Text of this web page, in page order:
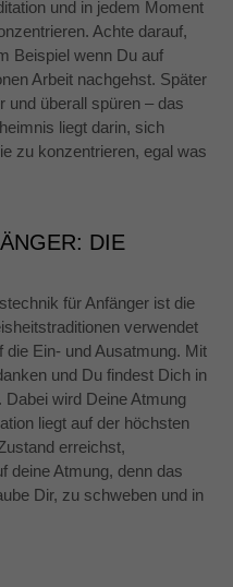
und in jedem Moment
Achte darauf,
Beispiel wenn Du auf
Arbeit nachgehst. Später
und überall spüren – das
liegt darin, sich
zu konzentrieren, egal was
DIE
für Anfänger ist die
verwendet
Ein- und Ausatmung. Mit
und Du findest Dich in
Dabei wird Deine Atmung
liegt auf der höchsten
erreichst,
deine Atmung, denn das
Dir, zu schweben und in